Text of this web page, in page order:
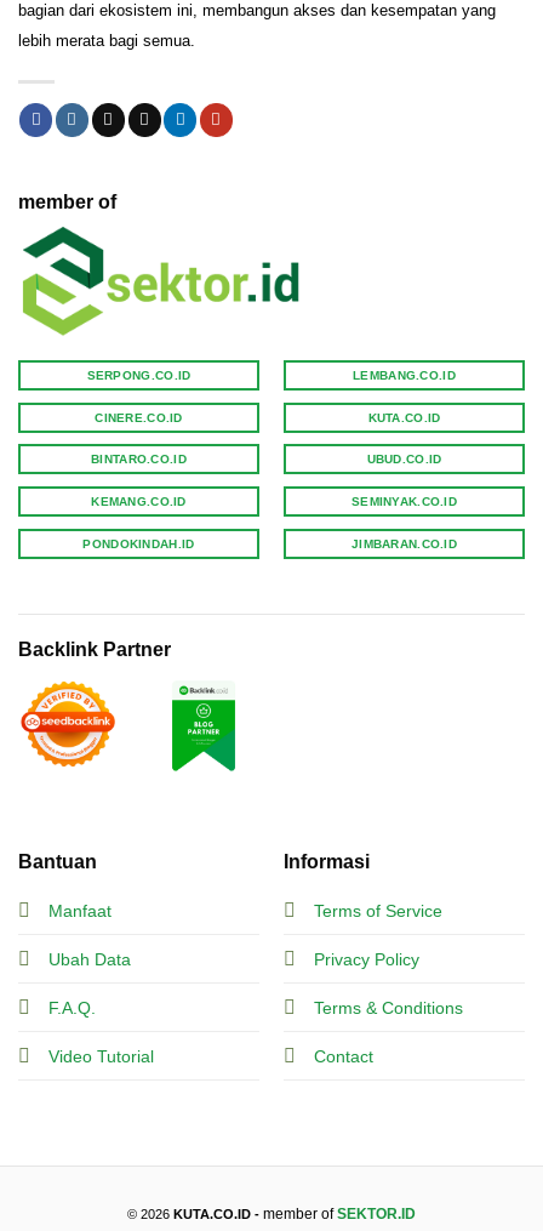
bagian dari ekosistem ini, membangun akses dan kesempatan yang
lebih merata bagi semua.
Bantuan
Manfaat
Ubah Data
F.A.Q.
Video Tutorial
Informasi
Terms of Service
Privacy Policy
Terms & Conditions
Contact
member of
SERPONG.CO.ID
CINERE.CO.ID
BINTARO.CO.ID
KEMANG.CO.ID
PONDOKINDAH.ID
LEMBANG.CO.ID
KUTA.CO.ID
UBUD.CO.ID
SEMINYAK.CO.ID
JIMBARAN.CO.ID
Backlink Partner
© 2026 KUTA.CO.ID - member ofSEKTOR.ID